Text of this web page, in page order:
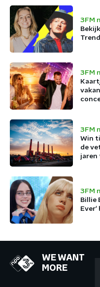
3FM
3FM
3FM
Win
de
jaren
3FM
Billie
Ever'
WE WANT
MORE